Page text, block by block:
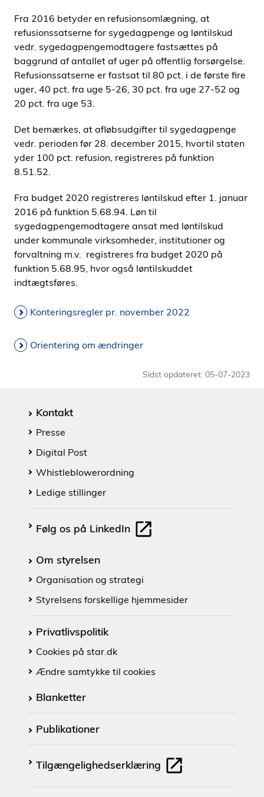
Fra 2016 betyder en refusionsomlægning, at
refusionssatserne for sygedagpenge og løntilskud
vedr. sygedagpengemodtagere fastsættes på
baggrund af antallet af uger på offentlig forsørgelse.
Refusionssatserne er fastsat til 80 pct. i de første fire
uger, 40 pct. fra uge 5-26, 30 pct. fra uge 27-52 og
20 pct. fra uge 53.
Det bemærkes, at afløbsudgifter til sygedagpenge
vedr. perioden før 28. december 2015, hvortil staten
yder 100 pct. refusion, registreres på funktion
8.51.52.
Fra budget 2020 registreres løntilskud efter 1. januar
2016 på funktion 5.68.94. Løn til
sygedagpengemodtagere ansat med løntilskud
under kommunale virksomheder, institutioner og
forvaltning m.v. registreres fra budget 2020 på
funktion 5.68.95, hvor også løntilskuddet
indtægtsføres.
Konteringsregler pr. november 2022
Orientering om ændringer
Sidst opdateret: 05-07-2023
Kontakt
Presse
Digital Post
Whistleblowerordning
Ledige stillinger
Følg os på LinkedIn
Om styrelsen
Organisation og strategi
Styrelsens forskellige hjemmesider
Privatlivspolitik
Cookies på star.dk
Ændre samtykke til cookies
Blanketter
Publikationer
Tilgængelighedserklæring